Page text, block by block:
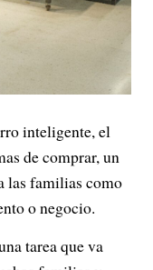
inteligente, el
de comprar, un
las familias como
o negocio.
tarea que va